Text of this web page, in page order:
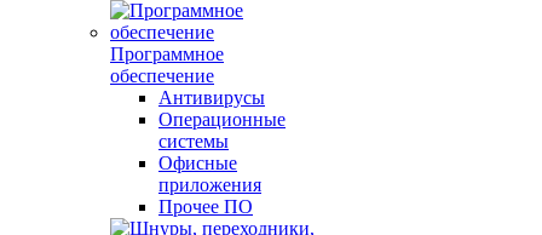
Программное
обеспечение
Антивирусы
Операционные
системы
Офисные
приложения
Прочее ПО